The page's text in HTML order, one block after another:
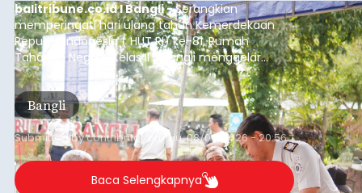
balitribune.co.id I Bangli -Serangkian
memperingati hari ulang tahun Kemerdekaan
Republik Indonesia ( HUT RI) ke-81, Rumah
Tahanan Negara Kelas II B Bangli menggelar
kegiatan pemeriksaan kesehatan gratis, Rabu
(6/8/2026).
Bangli
Submitted bycontributor Thu, 08/06/2026 - 20:56
Baca Selengkapnya